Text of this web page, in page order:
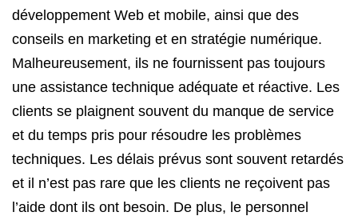
développement Web et mobile, ainsi que des
conseils en marketing et en stratégie numérique.
Malheureusement, ils ne fournissent pas toujours
une assistance technique adéquate et réactive. Les
clients se plaignent souvent du manque de service
et du temps pris pour résoudre les problèmes
techniques. Les délais prévus sont souvent retardés
et il n’est pas rare que les clients ne reçoivent pas
l’aide dont ils ont besoin. De plus, le personnel